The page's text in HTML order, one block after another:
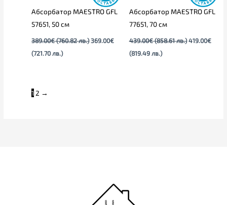
Абсорбатор MAESTRO GFL
57651, 50 см
389.00€ (760.82 лв.) 369.00€
(721.70 лв.)
Абсорбатор MAESTRO GFL
77651, 70 см
439.00€ (858.61 лв.) 419.00€
(819.49 лв.)
1 2 →